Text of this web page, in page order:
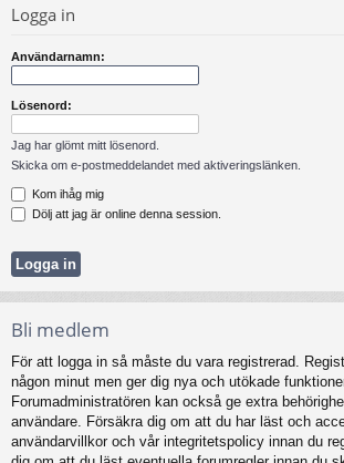
ar
er
Logga in
Användarnamn:
Lösenord:
Jag har glömt mitt lösenord.
Skicka om e-postmeddelandet med aktiveringslänken.
Kom ihåg mig
Dölj att jag är online denna session.
Bli medlem
För att logga in så måste du vara registrerad.
någon minut men ger dig nya och utökade
Forumadministratören kan också ge extra
användare. Försäkra dig om att du har läst och
användarvillkor och vår integritetspolicy innan du